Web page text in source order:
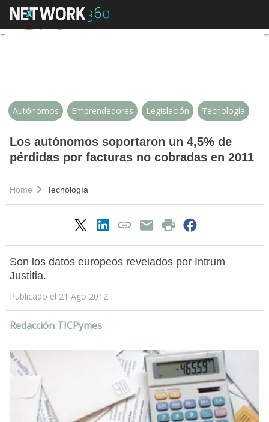
Los autónomos soportaron un
Autónomos Emprendedores Legislación Tecnología
Los autónomos soportaron un 4,5% de
pérdidas por facturas no cobradas en 2011
Home Tecnología
Son los datos europeos revelados por Intrum
Justitia.
Publicado el 21 Ago 2012
Redacción TICPymes